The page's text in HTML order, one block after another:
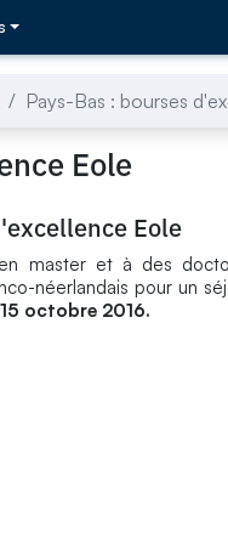
Pays-Bas : bourses
Eole
Eole
master et à des
néerlandais pour un
15 octobre 2016.